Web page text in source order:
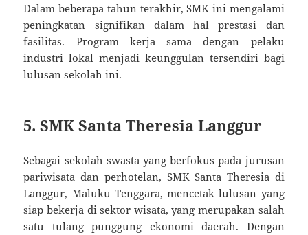
Dalam beberapa tahun terakhir, SMK ini mengalami
peningkatan signifikan dalam hal prestasi dan
fasilitas. Program kerja sama dengan pelaku
industri lokal menjadi keunggulan tersendiri bagi
lulusan sekolah ini.
5. SMK Santa Theresia Langgur
Sebagai sekolah swasta yang berfokus pada jurusan
pariwisata dan perhotelan, SMK Santa Theresia di
Langgur, Maluku Tenggara, mencetak lulusan yang
siap bekerja di sektor wisata, yang merupakan salah
satu tulang punggung ekonomi daerah. Dengan